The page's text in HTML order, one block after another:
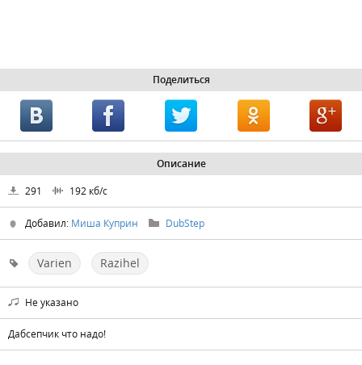
Поделиться
Описание
291
192 кб/с
Добавил: Миша Куприн DubStep
Varien Razihel
Не указано
Дабсепчик что надо!